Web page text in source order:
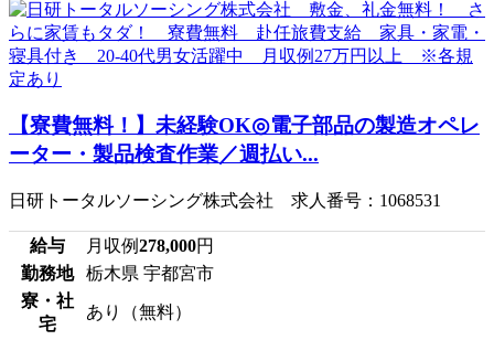
【寮費無料！】未経験OK◎電子部品の製造オペレ
ーター・製品検査作業／週払い...
日研トータルソーシング株式会社 求人番号：1068531
給与 月収例278,000円
勤務地
栃木県 宇都宮市
寮・社
宅
あり（無料）